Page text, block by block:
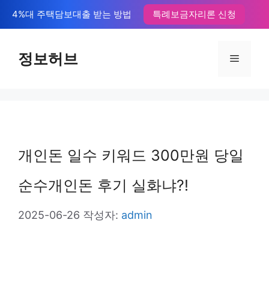
텐
4%대 주택담보대출 받는 방법 특례보금자리론 신청
정보허브 메
개인돈 일수 키워드 300만원 당일
순수개인돈 후기 실화냐?!
2025-06-26 작성자: admin